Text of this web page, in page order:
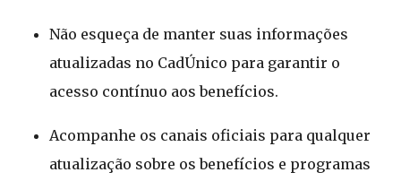
Não esqueça de manter suas informações
atualizadas no CadÚnico para garantir o
acesso contínuo aos benefícios.
Acompanhe os canais oficiais para qualquer
atualização sobre os benefícios e programas